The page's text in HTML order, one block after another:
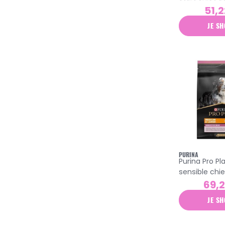
grande
poulet 12kg
JE
PURINA
Purina Pro
sensible
moyenne et
race
saumon 14kg
JE